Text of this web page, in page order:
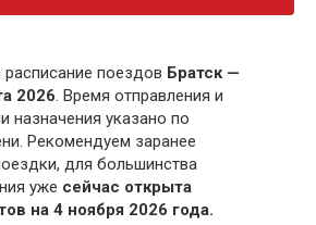
поездов Братск —
2026. Время отправления и
назначения указано по
Рекомендуем заранее
для большинства
уже сейчас открыта
на 4 ноября 2026 года.